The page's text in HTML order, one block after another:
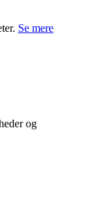
Se mere
og